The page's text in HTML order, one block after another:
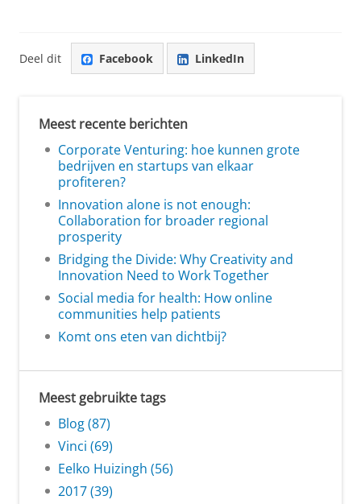
Deel dit Facebook LinkedIn
Meest recente berichten
Corporate Venturing: hoe kunnen grote
bedrijven en startups van elkaar
profiteren?
Innovation alone is not enough:
Collaboration for broader regional
prosperity
Bridging the Divide: Why Creativity and
Innovation Need to Work Together
Social media for health: How online
communities help patients
Komt ons eten van dichtbij?
Meest gebruikte tags
Blog (87)
Vinci (69)
Eelko Huizingh (56)
2017 (39)